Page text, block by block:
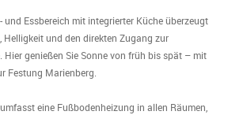
und Essbereich mit integrierter Küche überzeugt
Helligkeit und den direkten Zugang zur
genießen Sie Sonne von früh bis spät – mit
Festung Marienberg.
eine Fußbodenheizung in allen Räumen,